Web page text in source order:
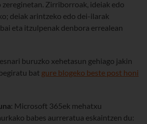
Zirriborroak, ideiak edo
deiak arintzeko edo dei-ilarak
eta itzulpenak denbora errealean
buruzko xehetasun gehiago jakin
bat gure blogeko beste post honi
: Microsoft 365ek mehatxu
babes aurreratua eskaintzen du: